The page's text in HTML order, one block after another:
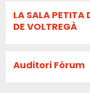
LA SALA PETITA
DE VOLTREGÀ
Auditori Fòrum